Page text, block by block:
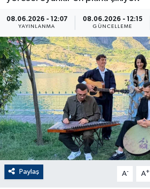
08.06.2026 - 12:07
YAYINLANMA
08.06.2026 - 12:15
GÜNCELLEME
Paylaş A- A+
Dünya
EĞİTİM
EKONOMİ
English News
Finans
Flaş Haber